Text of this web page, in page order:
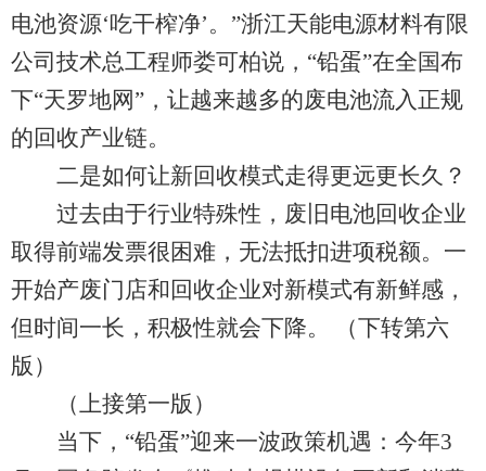
电池资源‘吃干榨净’。”浙江天能电源材料有限
公司技术总工程师娄可柏说，“铅蛋”在全国布
下“天罗地网”，让越来越多的废电池流入正规
的回收产业链。
二是如何让新回收模式走得更远更长久？
过去由于行业特殊性，废旧电池回收企业
取得前端发票很困难，无法抵扣进项税额。一
开始产废门店和回收企业对新模式有新鲜感，
但时间一长，积极性就会下降。 （下转第六
版）
（上接第一版）
当下，“铅蛋”迎来一波政策机遇：今年3